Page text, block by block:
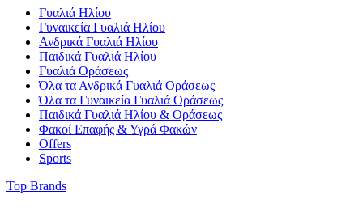
Γυαλιά Ηλίου
Γυναικεία Γυαλιά Ηλίου
Ανδρικά Γυαλιά Ηλίου
Παιδικά Γυαλιά Ηλίου
Γυαλιά Οράσεως
Όλα τα Ανδρικά Γυαλιά Οράσεως
Όλα τα Γυναικεία Γυαλιά Οράσεως
Παιδικά Γυαλιά Ηλίου & Οράσεως
Φακοί Επαφής & Υγρά Φακών
Offers
Sports
Top Brands